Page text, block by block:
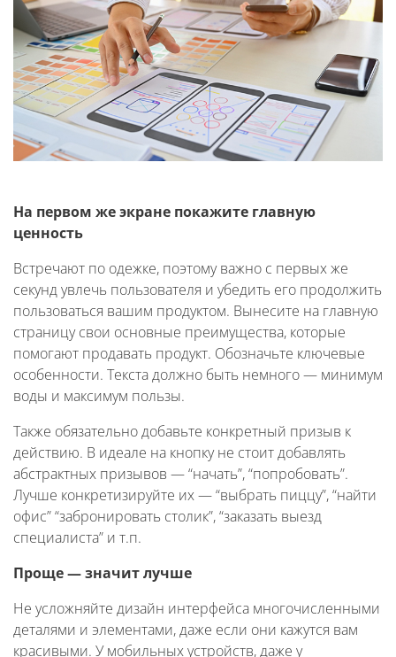
На первом же экране покажите главную
ценность
Встречают по одежке, поэтому важно с первых же
секунд увлечь пользователя и убедить его продолжить
пользоваться вашим продуктом. Вынесите на главную
страницу свои основные преимущества, которые
помогают продавать продукт. Обозначьте ключевые
особенности. Текста должно быть немного — минимум
воды и максимум пользы.
Также обязательно добавьте конкретный призыв к
действию. В идеале на кнопку не стоит добавлять
абстрактных призывов — “начать”, “попробовать”.
Лучше конкретизируйте их — “выбрать пиццу”, “найти
офис” “забронировать столик”, “заказать выезд
специалиста” и т.п.
Проще — значит лучше
Не усложняйте дизайн интерфейса многочисленными
деталями и элементами, даже если они кажутся вам
красивыми. У мобильных устройств, даже у